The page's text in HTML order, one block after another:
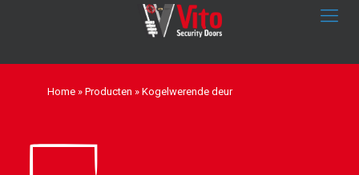
Home» Producten » Kogelwerende deur